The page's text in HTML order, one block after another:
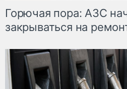
Горючая пора: АЗС
закрываться на